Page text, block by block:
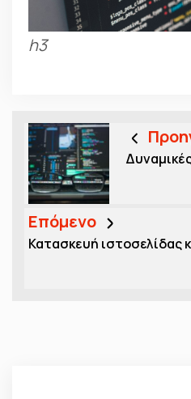
h3
Επόμενο
Κατασκευή ιστοσελίδας